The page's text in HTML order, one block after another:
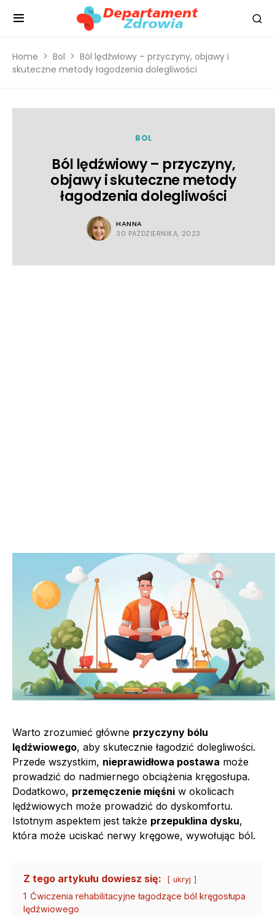
Home Bol
Ból lędźwiowy – przyczyny, objawy i
skuteczne metody łagodzenia dolegliwości
BOL
Ból lędźwiowy – przyczyny,
objawy i skuteczne metody
łagodzenia dolegliwości
HANNA
30 PAŹDZIERNIKA, 2023
Warto zrozumieć główne przyczyny bólu
lędźwiowego, aby skutecznie łagodzić dolegliwości.
Przede wszystkim, nieprawidłowa postawa może
prowadzić do nadmiernego obciążenia kręgosłupa.
Dodatkowo, przemęczenie mięśni w okolicach
lędźwiowych może prowadzić do dyskomfortu.
Istotnym aspektem jest także przepuklina dysku,
która może uciskać nerwy kręgowe, wywołując ból.
Z tego artykułu dowiesz się: ukryj
1 Ćwiczenia rehabilitacyjne łagodzące ból kręgosłupa
lędźwiowego